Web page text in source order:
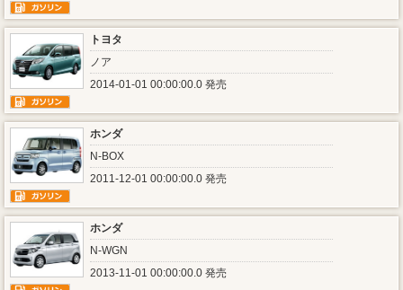
トヨタ
ノア
2014-01-01 00:00:00.0 発売
ホンダ
N-BOX
2011-12-01 00:00:00.0 発売
ホンダ
N-WGN
2013-11-01 00:00:00.0 発売